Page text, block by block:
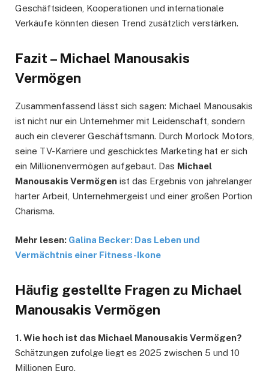
Geschäftsideen, Kooperationen und internationale
Verkäufe könnten diesen Trend zusätzlich verstärken.
Fazit – Michael Manousakis
Vermögen
Zusammenfassend lässt sich sagen: Michael Manousakis
ist nicht nur ein Unternehmer mit Leidenschaft, sondern
auch ein cleverer Geschäftsmann. Durch Morlock Motors,
seine TV-Karriere und geschicktes Marketing hat er sich
ein Millionenvermögen aufgebaut. Das Michael
Manousakis Vermögen ist das Ergebnis von jahrelanger
harter Arbeit, Unternehmergeist und einer großen Portion
Charisma.
Mehr lesen: Galina Becker: Das Leben und
Vermächtnis einer Fitness-Ikone
Häufig gestellte Fragen zu Michael
Manousakis Vermögen
1. Wie hoch ist das Michael Manousakis Vermögen?
Schätzungen zufolge liegt es 2025 zwischen 5 und 10
Millionen Euro.